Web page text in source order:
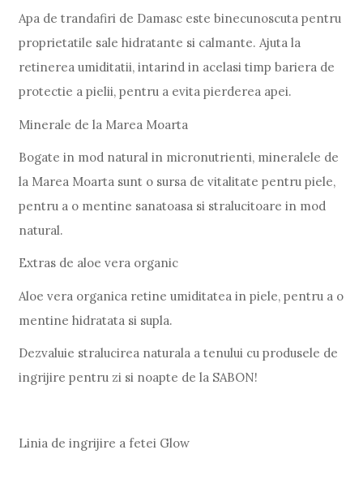
Apa de trandafiri de Damasc este binecunoscuta pentru
proprietatile sale hidratante si calmante. Ajuta la
retinerea umiditatii, intarind in acelasi timp bariera de
protectie a pielii, pentru a evita pierderea apei.
Minerale de la Marea Moarta
Bogate in mod natural in micronutrienti, mineralele de
la Marea Moarta sunt o sursa de vitalitate pentru piele,
pentru a o mentine sanatoasa si stralucitoare in mod
natural.
Extras de aloe vera organic
Aloe vera organica retine umiditatea in piele, pentru a o
mentine hidratata si supla.
Dezvaluie stralucirea naturala a tenului cu produsele de
ingrijire pentru zi si noapte de la SABON!
Linia de ingrijire a fetei Glow